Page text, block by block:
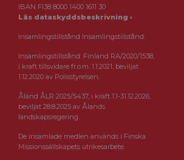
IBAN FI38 8000 1400 1611 30
Läs dataskyddsbeskrivning ›
Insamlingstillstånd Insamlingstillstånd:
Insamlingstillstånd: Finland RA/2020/1538,
i kraft tillsvidare fr.o.m. 1.1.2021, beviljat
1.12.2020 av Polisstyrelsen.
Åland ÅLR 2025/5437, i kraft 1.1-31.12.2026,
beviljat 28.8.2025 av Ålands
landskapsregering.
De insamlade medlen används i Finska
Missionssällskapets utrikesarbete.